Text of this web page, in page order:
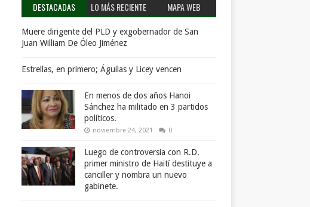
DESTACADAS LO MÁS RECIENTE MAPA WEB
Muere dirigente del PLD y exgobernador de San
Juan William De Óleo Jiménez
Estrellas, en primero; Águilas y Licey vencen
En menos de dos años Hanoi
Sánchez ha militado en 3 partidos
políticos.
noviembre 24, 2021 0
Luego de controversia con R.D.
primer ministro de Haití destituye a
canciller y nombra un nuevo
gabinete.